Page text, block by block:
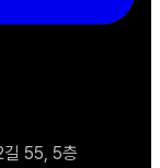
55, 5층